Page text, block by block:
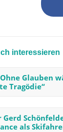
interessieren
Glauben
Tragödie“
Gerd
als